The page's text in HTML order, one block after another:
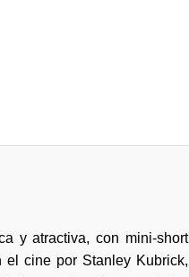
y atractiva, con mini-short
cine por Stanley Kubrick,